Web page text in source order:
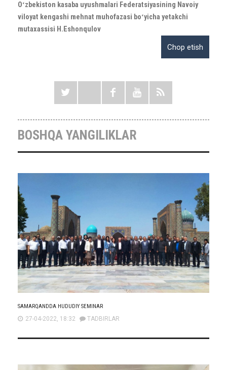
Oʻzbekiston kasaba uyushmalari Federatsiyasining Navoiy
viloyat kengashi mehnat muhofazasi boʻyicha yetakchi
mutaxassisi H.Eshonqulov
BOSHQA YANGILIKLAR
SAMARQANDDA HUDUDIY SEMINAR
27-04-2022, 18:32 TADBIRLAR